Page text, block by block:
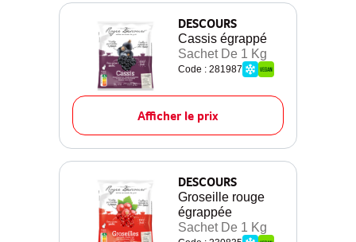
DESCOURS
Cassis égrappé
Sachet De 1 Kg
Code : 281987
Afficher le prix
DESCOURS
Groseille rouge
égrappée
Sachet De 1 Kg